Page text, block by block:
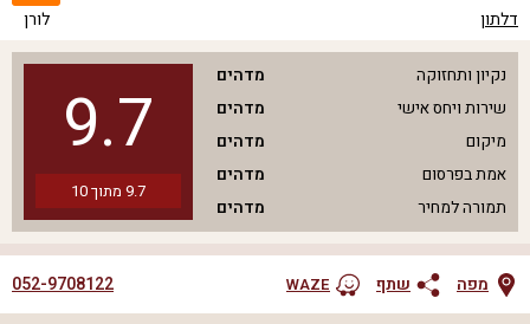
דלתון לורן
נקיון ותחזוקה
מדהים
שירות ויחס אישי
מדהים
מיקום
מדהים
אמת בפרסום
מדהים
תמורה למחיר
מדהים
9.7
9.7 מתוך10
מפה שתף WAZE
052-9708122